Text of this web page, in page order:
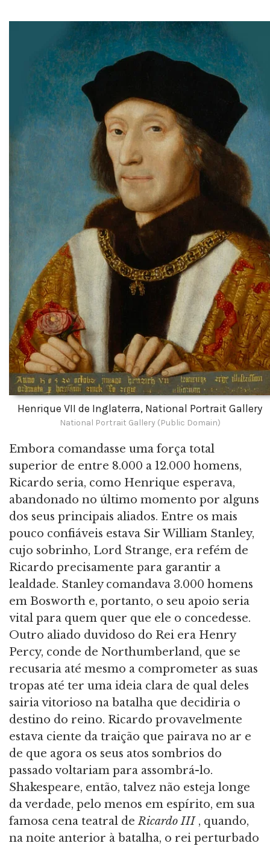
Henrique VII de Inglaterra, National Portrait Gallery
National Portrait Gallery (Public Domain)
Embora comandasse uma força total
superior de entre 8.000 a 12.000 homens,
Ricardo seria, como Henrique esperava,
abandonado no último momento por alguns
dos seus principais aliados. Entre os mais
pouco confiáveis estava Sir William Stanley,
cujo sobrinho, Lord Strange, era refém de
Ricardo precisamente para garantir a
lealdade. Stanley comandava 3.000 homens
em Bosworth e, portanto, o seu apoio seria
vital para quem quer que ele o concedesse.
Outro aliado duvidoso do Rei era Henry
Percy, conde de Northumberland, que se
recusaria até mesmo a comprometer as suas
tropas até ter uma ideia clara de qual deles
sairia vitorioso na batalha que decidiria o
destino do reino. Ricardo provavelmente
estava ciente da traição que pairava no ar e
de que agora os seus atos sombrios do
passado voltariam para assombrá-lo.
Shakespeare, então, talvez não esteja longe
da verdade, pelo menos em espírito, em sua
famosa cena teatral deRicardo III, quando,
na noite anterior à batalha, o rei perturbado